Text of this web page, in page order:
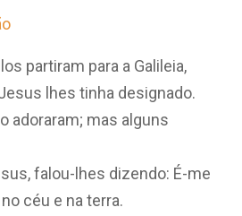
partiram para a Galileia,
lhes tinha designado.
adoraram; mas alguns
falou-lhes dizendo: É-me
céu e na terra.